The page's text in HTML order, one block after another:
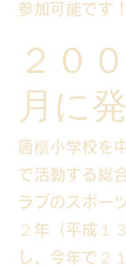
参加可能です！
２０
月に
唐櫃小学校を
で活動する総
ラブのスポー
２年（平成１
し、今年で２